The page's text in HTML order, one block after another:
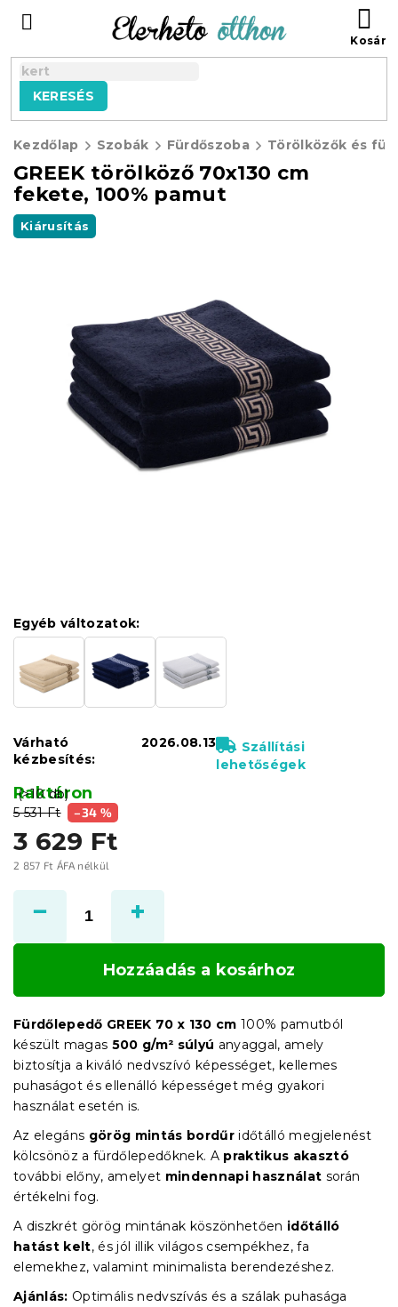
tartalomhoz
KERESÉS
Kezdőlap Szobák Fürdőszoba Törölközők és
GREEK törölköző 70x130 cm
fekete, 100% pamut
Kiárusítás
5 531 Ft –34 %
3 629 Ft
2 857 Ft ÁFA nélkül
Raktáron
(>10 db)
Egyéb változatok:
Várható
kézbesítés:
2026.08.13
Szállítási
lehetőségek
Hozzáadás a kosárhoz
Fürdőlepedő GREEK 70 x 130 cm 100% pamutból
készült magas 500 g/m² súlyú anyaggal, amely
biztosítja a kiváló nedvszívó képességet, kellemes
puhaságot és ellenálló képességet még gyakori
használat esetén is.
Az elegáns görög mintás bordűr időtálló megjelenést
kölcsönöz a fürdőlepedőknek. A praktikus akasztó
további előny, amelyet mindennapi használat során
értékelni fog.
A diszkrét görög mintának köszönhetően időtálló
hatást kelt, és jól illik világos csempékhez, fa
elemekhez, valamint minimalista berendezéshez.
Ajánlás: Optimális nedvszívás és a szálak puhasága